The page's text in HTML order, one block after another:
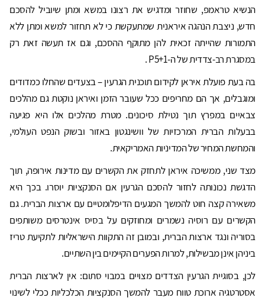
הנשיא טראמפ, שחוזר ומדגיש את רצונו במשא ומתן שיוביל להסכם
חדש, ניצבת הנהגה איראנית שמתעקשת כי לא תחזור למשא ומתן ללא
התמורות שהייתה זכאית להן מתוקף ההסכם, וגם אז תעשה זאת רק
במסגרת רב-צדדית של ה-P5+1 .
בה בעת פועלת איראן לקידום תוכנית הגרעין – בצעדים שהחלו כמדודים
ומוגבלים, אך הם מחריפים ככל שעובר הזמן ואיראן נוקטת גם מהלכים
צבאיים במפרץ תוך נטילת סיכונים. מטרת מהלכים אלו היא פגיעה
בבעלות הברית המרכזיות של וושינגטון באזור ובשוק הנפט העולמי,
והמחשת המחיר של המדיניות האמריקאית.
מצד שני, ממשיכה איראן לתחזק את הקשרים עם מדינות אירופה, תוך
הדגשת נכונותה לחזור להסכם הגרעין אם הסנקציות יוסרו. בכך היא
משאירה קצה חוט להמשך המגעים הדיפלומטיים עם ארצות הברית. גם
הקשרים עם רוסיה נשמרים ומחוזקים על בסיס אינטרסים משותפים
בסוריה ונגד ארצות הברית, ובמובן זה התקוות הישראליות לתקיעת טריז
ביניהן אינן מבשילות, למרות הפערים הקיימים בין השתיים.
לכן, בסוגיית הגרעין הצדדים מצויים במבוי סתום: אין לארצות הברית
אסטרטגיה ארוכת טווח מעבר להמשך הסנקציות הכלכליות ככלי לשינוי